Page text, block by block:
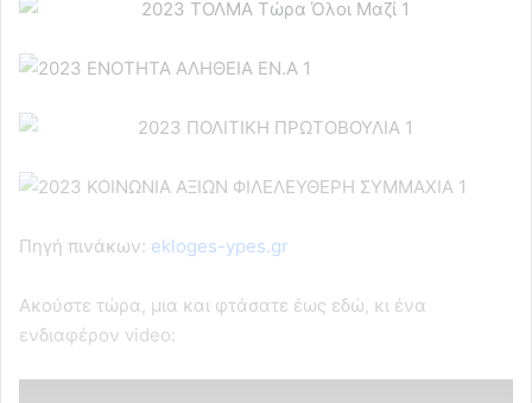
Πηγή πινάκων: ekloges-ypes.gr
Ακούστε τώρα, μια και φτάσατε έως εδώ, κι ένα
ενδιαφέρον video: